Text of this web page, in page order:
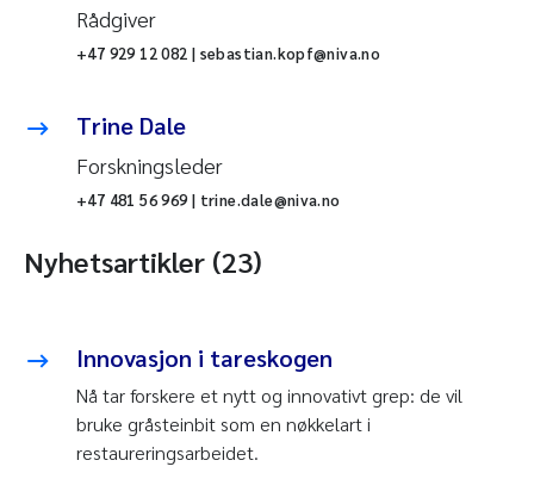
Rådgiver
+47 929 12 082 | sebastian.kopf@niva.no
Trine Dale
Forskningsleder
+47 481 56 969 | trine.dale@niva.no
Nyhetsartikler (23)
Innovasjon i tareskogen
Nå tar forskere et nytt og innovativt grep: de vil
bruke gråsteinbit som en nøkkelart i
restaureringsarbeidet.